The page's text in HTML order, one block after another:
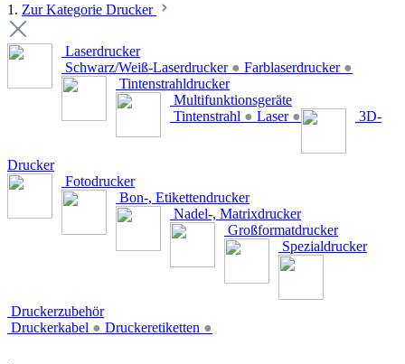
1. Zur Kategorie Drucker
Laserdrucker
Schwarz/Weiß-Laserdrucker ● Farblaserdrucker ●
Tintenstrahldrucker
Multifunktionsgeräte
Tintenstrahl ● Laser ● 3D-
Drucker
Fotodrucker
Bon-, Etikettendrucker
Nadel-, Matrixdrucker
Großformatdrucker
Spezialdrucker
Druckerzubehör
Druckerkabel ● Druckeretiketten ●